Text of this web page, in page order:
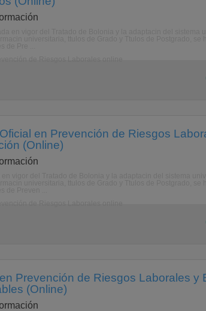
en Prevención de Riesgos
(Online)
Prevención de Riesgos Laborales y
(Online)